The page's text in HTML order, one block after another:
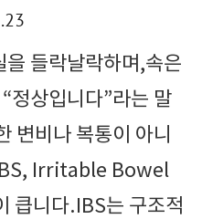
을 들락날락하며,속은
정상입니다”라는 말
변비나 복통이 아니
Irritable Bowel
큽니다.IBS는 구조적